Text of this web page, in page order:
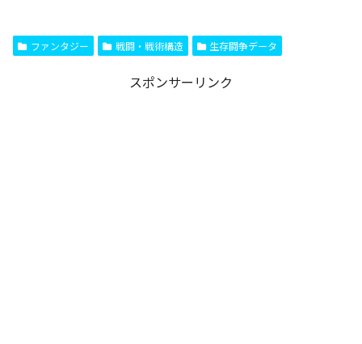
ファンタジー 戦闘・戦術構造 生存闘争データ
スポンサーリンク